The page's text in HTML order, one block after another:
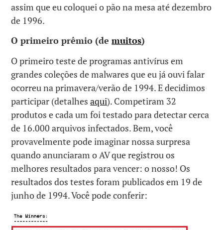
assim que eu coloquei o pão na mesa até dezembro
de 1996.
O primeiro prêmio (demuitos)
O primeiro teste de programas antivírus em
grandes coleções de malwares que eu já ouvi falar
ocorreu na primavera/verão de 1994. E decidimos
participar (detalhesaqui). Competiram 32
produtos e cada um foi testado para detectar cerca
de 16.000 arquivos infectados. Bem, você
provavelmente pode imaginar nossa surpresa
quando anunciaram o AV que registrou os
melhores resultados para vencer: o nosso! Os
resultados dos testes foram publicados em 19 de
junho de 1994. Você pode conferir: